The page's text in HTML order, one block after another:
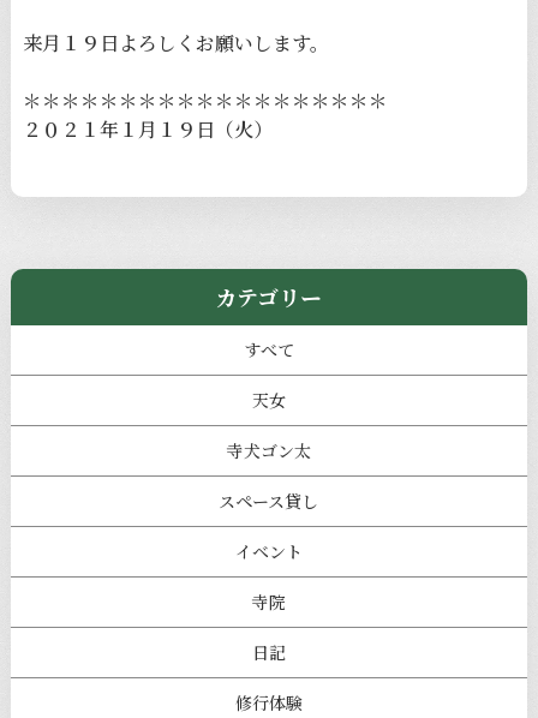
来月１９日よろしくお願いします。
＊＊＊＊＊＊＊＊＊＊＊＊＊＊＊＊＊＊＊
２０２１年１月１９日（火）
カテゴリー
すべて
天女
寺犬ゴン太
スペース貸し
イベント
寺院
日記
修行体験